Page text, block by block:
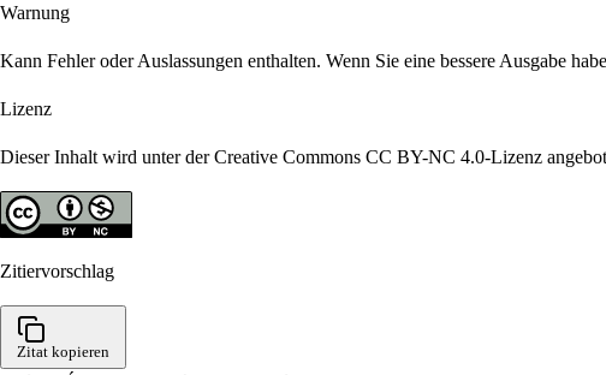
Warnung
Kann Fehler oder Auslassungen enthalten. Wenn Sie eine bessere Ausgabe
Lizenz
Dieser Inhalt wird unter der Creative Commons CC BY-NC 4.0-Lizenz
Zitiervorschlag
Zitat kopieren